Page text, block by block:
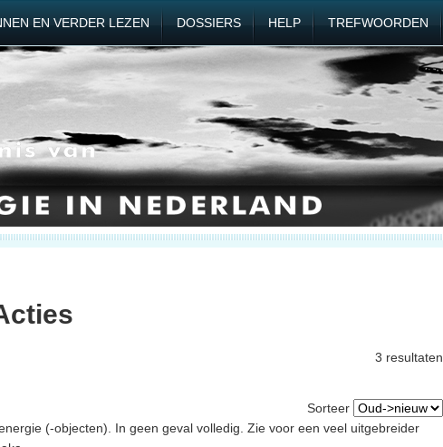
EN VERDER LEZEN DOSSIERS HELP TREFWOORDEN
3 resultaten
Sorteer
(-objecten). In geen geval volledig. Zie voor een veel uitgebreider